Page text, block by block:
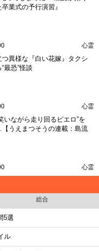
業式の予行演習』
心霊
異様な『白い花嫁』タクシ
最恐”怪談
心霊
いながら走り回るピエロ”を
うえまつそうの連載：島流
心霊
総合
5選
ル